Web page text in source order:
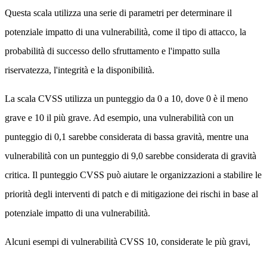
Questa scala utilizza una serie di parametri per determinare il
potenziale impatto di una vulnerabilità, come il tipo di attacco, la
probabilità di successo dello sfruttamento e l'impatto sulla
riservatezza, l'integrità e la disponibilità.
La scala CVSS utilizza un punteggio da 0 a 10, dove 0 è il meno
grave e 10 il più grave. Ad esempio, una vulnerabilità con un
punteggio di 0,1 sarebbe considerata di bassa gravità, mentre una
vulnerabilità con un punteggio di 9,0 sarebbe considerata di gravità
critica. Il punteggio CVSS può aiutare le organizzazioni a stabilire le
priorità degli interventi di patch e di mitigazione dei rischi in base al
potenziale impatto di una vulnerabilità.
Alcuni esempi di vulnerabilità CVSS 10, considerate le più gravi,